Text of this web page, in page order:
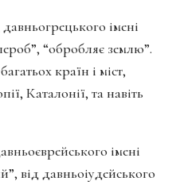
імені
“обробляє землю”.
країн і міст,
Каталонії, та навіть
імені
від давньоіудейського